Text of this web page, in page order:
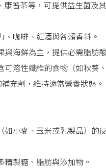
普茶等，可提供益生菌及
、咖啡、紅酒與各類香料。
海鮮為主，提供必需脂肪
溶性纖維的食物（如秋葵
充劑，維持適當營養狀態。
如小麥、玉米或乳製品）的
精製糖、脂肪與添加物。